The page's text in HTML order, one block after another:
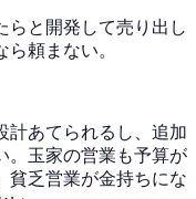
らと開発して売り出し
頼まない。
計あてられるし、追加
。玉家の営業も予算が
貧乏営業が金持ちにな